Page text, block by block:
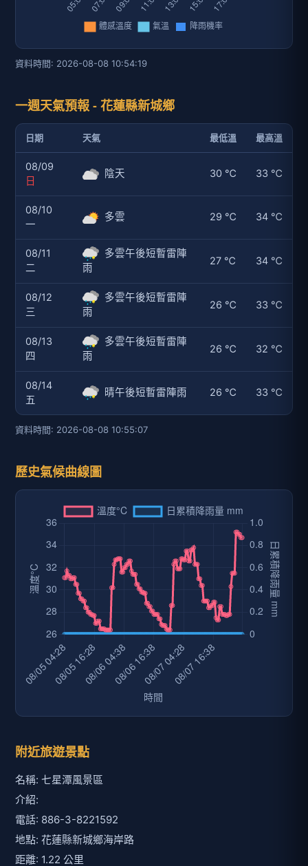
資料時間: 2026-08-08 10:54:19
一週天氣預報 - 花蓮縣新城鄉
日期 天氣 最低溫 最高溫
08/09
日
陰天 30 ℃ 33 ℃
08/10
一
多雲 29 ℃ 34 ℃
08/11
二
多雲午後短暫雷陣
雨
27 ℃ 34 ℃
08/12
三
多雲午後短暫雷陣
雨
26 ℃ 33 ℃
08/13
四
多雲午後短暫雷陣
雨
26 ℃ 32 ℃
08/14
五
晴午後短暫雷陣雨 26 ℃ 33 ℃
資料時間: 2026-08-08 10:55:07
歷史氣候曲線圖
附近旅遊景點
名稱: 七星潭風景區
介紹:
電話: 886-3-8221592
地點: 花蓮縣新城鄉海岸路
距離: 1.22 公里